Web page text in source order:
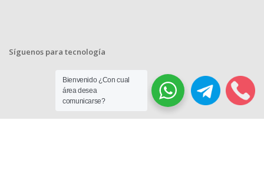
Síguenos para tecnología
Bienvenido ¿Con cual
área desea
comunicarse?